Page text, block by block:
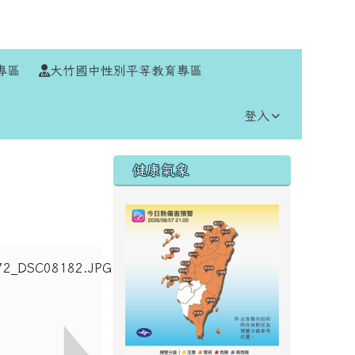
區 大竹國中性別平等教育專區
登入
右邊區域內容
健康氣象